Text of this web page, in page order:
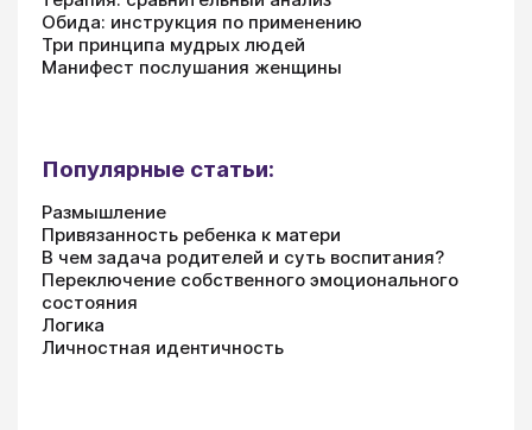
Обида: инструкция по применению
Три принципа мудрых людей
Манифест послушания женщины
Популярные статьи:
Размышление
Привязанность ребенка к матери
В чем задача родителей и суть воспитания?
Переключение собственного эмоционального
состояния
Логика
Личностная идентичность